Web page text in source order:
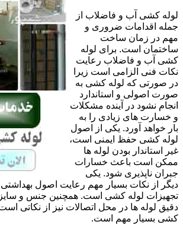
لوله کشی آب و فاضلاب از
جمله اقدامات ضروری و
مهم در زمان ساخت
ساختمان است. برای لوله
کشی آب و فاضلاب رعایت
نکات فنی الزامی است زیرا
در صورتی که لوله کشی به
صورت اصولی و استاندارد
انجام نشود در آینده مشکلات
و خسارت های زیادی را به
بار خواهد آورد. یکی از اصول
لوله کشی حفظ ایمنی است،
غیر استاندار بودن لوله ها
ممکن است باعث خسارات
جبران ناپذیری شود. یکی
دیگر از نکات بسیار مهم رعایت اصول بهداشتی
تجهیزات لوله کشی است. همچنین جنس و
دقیق لوله ها در محل اتصالات نیز از نکاتی
کشی بسیار مهم است.